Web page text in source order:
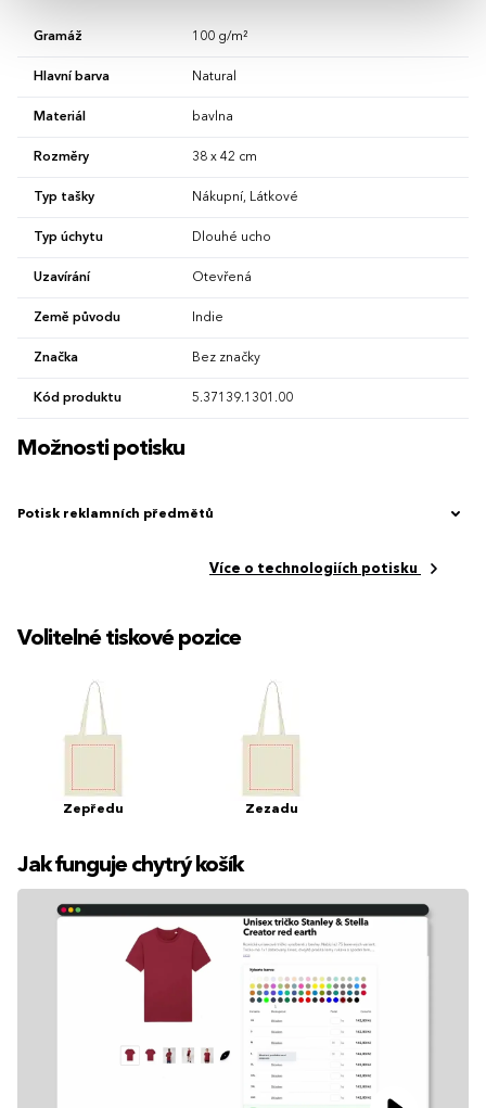
Gramáž 100 g/m²
Hlavní barva Natural
Materiál bavlna
Rozměry 38 x 42 cm
Typ tašky Nákupní, Látkové
Typ úchytu Dlouhé ucho
Uzavírání Otevřená
Země původu Indie
Značka Bez značky
Kód produktu 5.37139.1301.00
Možnosti potisku
Potisk reklamních předmětů
Více o technologiích potisku
Volitelné tiskové pozice
Zepředu Zezadu
Jak funguje chytrý košík